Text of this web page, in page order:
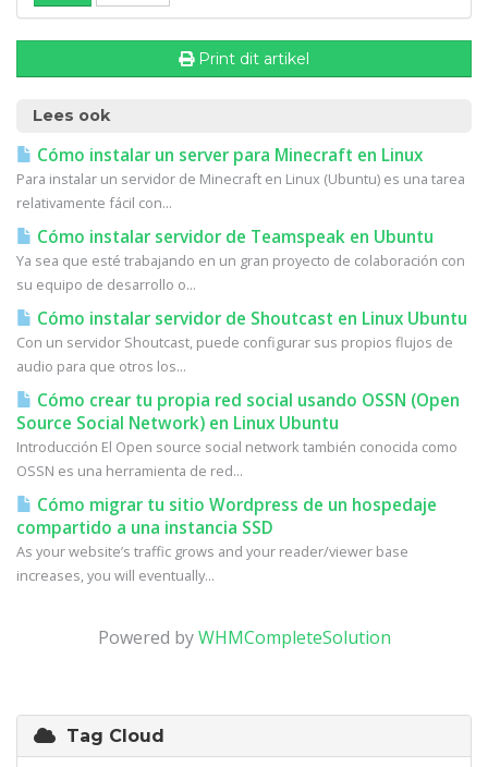
Print dit artikel
Lees ook
Cómo instalar un server para Minecraft en Linux
Para instalar un servidor de Minecraft en Linux (Ubuntu) es una tarea
relativamente fácil con...
Cómo instalar servidor de Teamspeak en Ubuntu
Ya sea que esté trabajando en un gran proyecto de colaboración con
su equipo de desarrollo o...
Cómo instalar servidor de Shoutcast en Linux Ubuntu
Con un servidor Shoutcast, puede configurar sus propios flujos de
audio para que otros los...
Cómo crear tu propia red social usando OSSN (Open
Source Social Network) en Linux Ubuntu
Introducción El Open source social network también conocida como
OSSN es una herramienta de red...
Cómo migrar tu sitio Wordpress de un hospedaje
compartido a una instancia SSD
As your website’s traffic grows and your reader/viewer base
increases, you will eventually...
Powered byWHMCompleteSolution
Tag Cloud